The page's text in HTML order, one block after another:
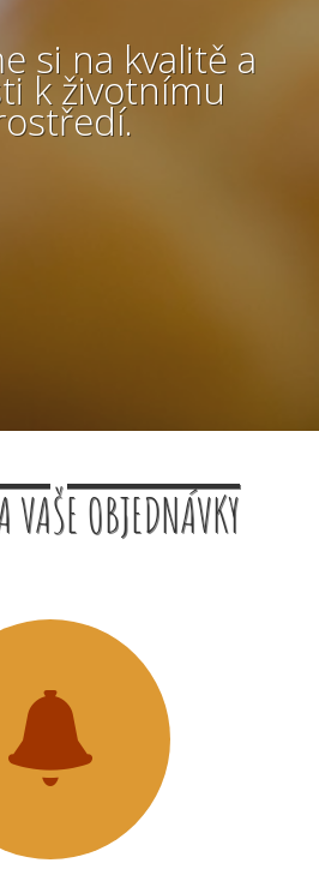
si na kvalitě a
k životnímu
VAŠE OBJEDNÁVKY